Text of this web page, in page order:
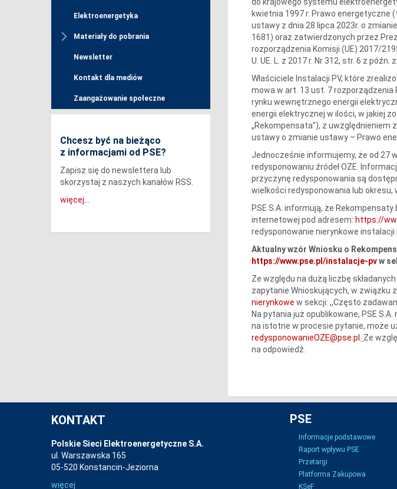
Elektroenergetyka
Materiały do pobrania
Newsletter
Kontakt dla mediów
Zaangażowanie społeczne
Chcesz być na bieżąco
z informacjami od PSE?
Zapisz się do newslettera lub
skorzystaj z naszych kanałów RSS.
więcej...
kwietnia 1997 r. Prawo energetyczne
ustawy z dnia 28 lipca 2023r. o
1681) oraz zatwierdzonych przez
rozporządzenia Komisji (UE) 2017/
U. UE. L. z 2017 r. Nr 312, str. 6 z późn.
Właściciele Instalacji PV, które
mowa w art. 13 ust. 7 rozporządzenia
rynku wewnętrznego energii
energii elektrycznej w ilości, w jakiej
„Rekompensata”), z uwzględnieniem
ustawy o zmianie ustawy – Prawo
Jednocześnie informujemy, że od 27
redysponowaniu źródeł OZE.
przyczynę redysponowania są
wielkości redysponowania lub
PSE S.A. informują, że
internetowej pod adresem: https://
redysponowanie nierynkowe instalacji
Aktualny wzór Wniosku o
https://www.pse.pl/instalacje-pvw
Ze względu na dużą liczbę
zapytanie Wnioskujących, w związku
nierynkowe w sekcji: ,,Często
Na pytania już opublikowane, PSE
na istotne w procesie pytanie, może
redysponowanieOZE@pse.pl
Ze
na odpowiedź.
KONTAKT
Polskie Sieci Elektroenergetyczne S.A.
ul. Warszawska 165
05-520 Konstancin-Jeziorna
więcej
PSE
Informacje podstawowe
Raport wpływu PSE
Przetargi
Platforma Zakupowa
KSeF